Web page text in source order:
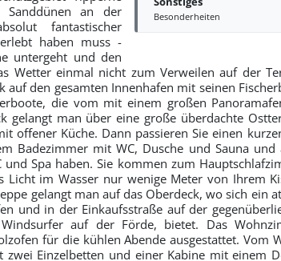
Besonderheiten
an der
fantastischer
haben muss -
untergeht und den
Wetter einmal nicht zum Verweilen auf der
den gesamten Innenhafen mit seinen
die vom mit einem großen
gelangt man über eine große überdachte
offener Küche. Dann passieren Sie einen
Badezimmer mit WC, Dusche und Sauna
Spa haben. Sie kommen zum
Licht im Wasser nur wenige Meter von Ihrem
gelangt man auf das Oberdeck, wo sich ein
und in der Einkaufsstraße auf der
auf der Förde, bietet. Das
für die kühlen Abende ausgestattet. Vom
zwei Einzelbetten und einer Kabine mit einem